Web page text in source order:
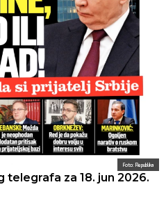
Foto: Republika
telegrafa za 18. jun 2026.